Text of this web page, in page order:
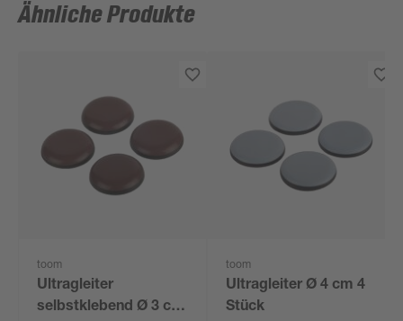
Ähnliche Produkte
toom
Ultragleiter
selbstklebend Ø 3 cm
toom
Ultragleiter Ø 4 cm 4
Stück